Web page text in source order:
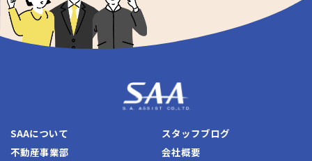
SAAについて
スタッフブログ
不動産事業部
会社概要